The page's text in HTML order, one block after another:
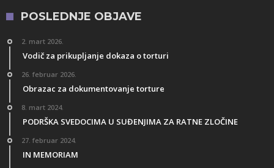
POSLEDNJE OBJAVE
2. mart 2026.
Vodič za prikupljanje dokaza o torturi
26. februar 2026.
Obrazac za dokumentovanje torture
8. mart 2024.
PODRŠKA SVEDOCIMA U SUĐENJIMA ZA RATNE ZLOČINE
27. februar 2024.
IN MEMORIAM